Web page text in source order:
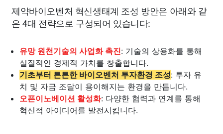
제약바이오벤처 혁신생태계 조성 방안은 아래와 같
은 4대 전략으로 구성되어 있습니다:
유망 원천기술의 사업화 촉진: 기술의 상용화를 통해
실질적인 경제적 가치를 창출합니다.
기초부터 튼튼한 바이오벤처 투자환경 조성: 투자 유
치 및 자금 조달이 용이해지는 환경을 만듭니다.
오픈이노베이션 활성화: 다양한 협력과 연계를 통해
혁신적 아이디어를 발전시킵니다.